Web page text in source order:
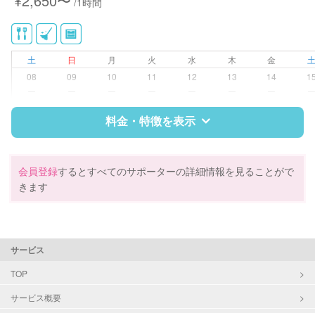
対応可能/特徴
い、キッチン、寝室、リビング、子
供部屋）
洗濯
近隣買い物
家庭料理
夜間対応
土 日 月 火 水 木 金
08
09 10 11 12 13 14
料金・特徴を表示
資格 調理師
対応可能/特徴
会員登録するとすべてのサポーターの詳細情報を見ることがで
きます
サービス
TOP
サービス概要